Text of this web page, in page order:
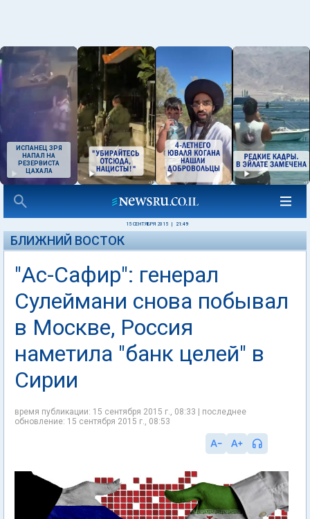
ИСПАНЕЦ ЗРЯ
НАПАЛ НА
РЕЗЕРВИСТА
ЦАХАЛА
15 СЕНТЯБРЯ 2015 21:49
БЛИЖНИЙ ВОСТОК
"Ас-Сафир": генерал
Сулеймани снова побывал
в Москве, Россия
наметила "банк целей" в
Сирии
время публикации: 15 сентября 2015 г., 08:33 | последнее
обновление: 15 сентября 2015 г., 08:53